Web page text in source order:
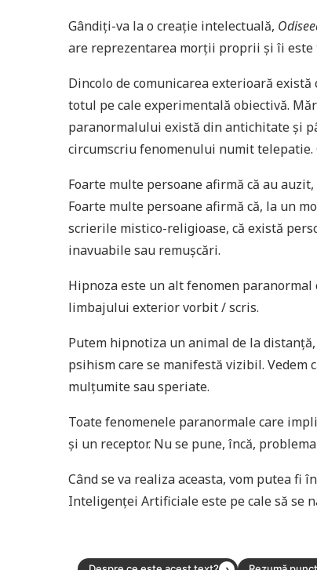
Gândiți-va la o creație intelectuală,
are reprezentarea morții proprii și îi este
Dincolo de comunicarea exterioară
totul pe cale experimentală obiectivă.
paranormalului există din antichitate și
circumscriu fenomenului numit telepatie.
Foarte multe persoane afirmă că au
Foarte multe persoane afirmă că, la un
scrierile mistico-religioase, că există
inavuabile sau remușcări.
Hipnoza este un alt fenomen
limbajului exterior vorbit / scris.
Putem hipnotiza un animal de la
psihism care se manifestă vizibil. Vedem
mulțumite sau speriate.
Toate fenomenele paranormale care
și un receptor. Nu se pune, încă,
Când se va realiza aceasta, vom putea fi
Inteligenței Artificiale este pe cale să se